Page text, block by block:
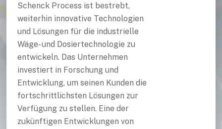
Schenck Process ist bestrebt,
weiterhin innovative Technologien
und Lösungen für die industrielle
Wäge- und Dosiertechnologie zu
entwickeln. Das Unternehmen
investiert in Forschung und
Entwicklung, um seinen Kunden die
fortschrittlichsten Lösungen zur
Verfügung zu stellen. Eine der
zukünftigen Entwicklungen von